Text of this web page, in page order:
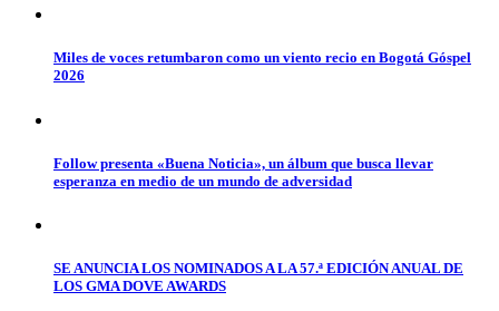
Miles de voces retumbaron como un viento recio en Bogotá Góspel
2026
Follow presenta «Buena Noticia», un álbum que busca llevar
esperanza en medio de un mundo de adversidad
SE ANUNCIA LOS NOMINADOS A LA 57.ª EDICIÓN ANUAL DE
LOS GMA DOVE AWARDS